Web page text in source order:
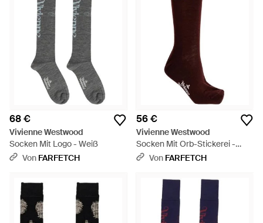
68 €
Vivienne Westwood
Socken Mit Logo - Weiß
Von FARFETCH
56 €
Vivienne Westwood
Socken Mit Orb-Stickerei -
Braun
Von FARFETCH